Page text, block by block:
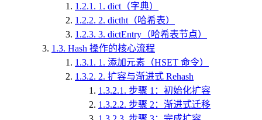
1.2.1. 1. dict（字典）
1.2.2. 2. dictht（哈希表）
1.2.3. 3. dictEntry（哈希表节点）
1.3. Hash 操作的核心流程
1.3.1. 1. 添加元素（HSET 命令）
1.3.2. 2. 扩容与渐进式 Rehash
1.3.2.1. 步骤 1：初始化扩容
1.3.2.2. 步骤 2：渐进式迁移